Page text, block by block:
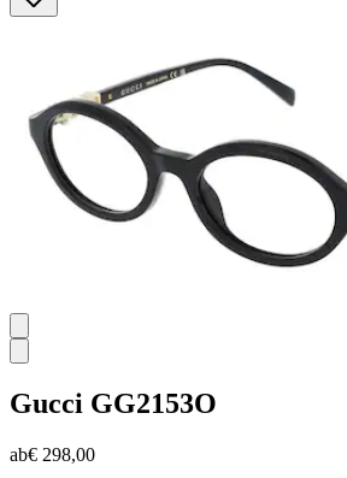
5
Gucci GG2153O
ab€ 298,00